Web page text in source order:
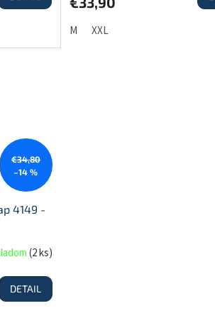
M XXL
€34,80
–14 %
4149 -
(2 ks)
DETAIL